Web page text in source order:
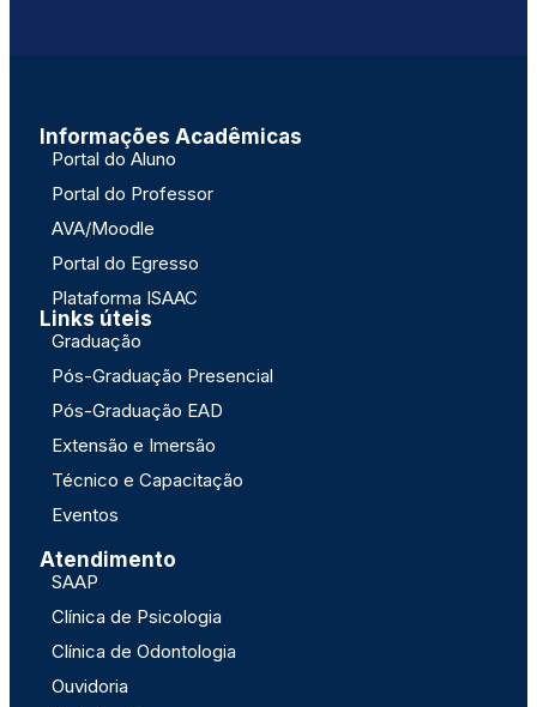
Informações Acadêmicas
Portal do Aluno
Portal do Professor
AVA/Moodle
Portal do Egresso
Plataforma ISAAC
Links úteis
Graduação
Pós-Graduação Presencial
Pós-Graduação EAD
Extensão e Imersão
Técnico e Capacitação
Eventos
Atendimento
SAAP
Clínica de Psicologia
Clínica de Odontologia
Ouvidoria